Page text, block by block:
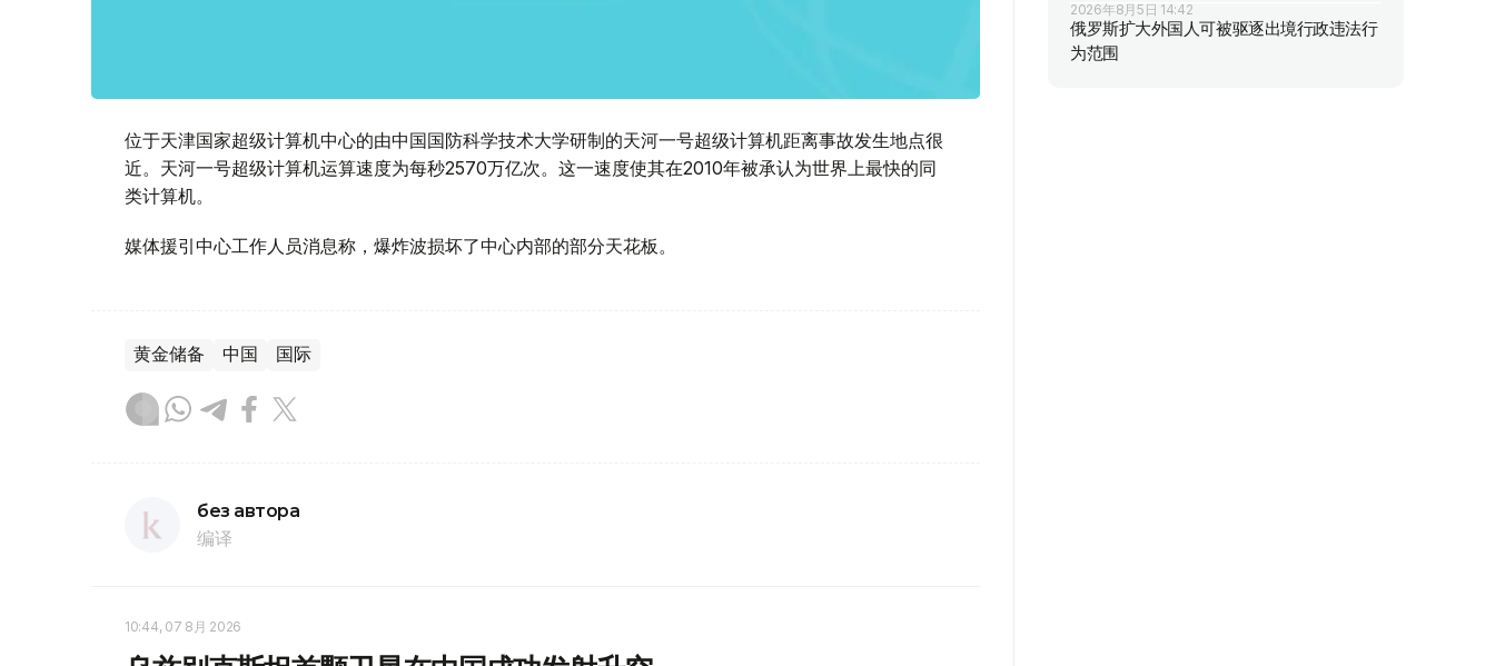
位于天津国家超级计算机中心的由中国国防科学技术大学研制的天河一号超级计算机距离事故发生地点很
近。天河一号超级计算机运算速度为每秒2570万亿次。这一速度使其在2010年被承认为世界上最快的同
类计算机。
媒体援引中心工作人员消息称，爆炸波损坏了中心内部的部分天花板。
黄金储备 中国 国际
без автора
编译
10:44, 07 8月 2026
2026年8月5日 14:42
俄罗斯扩大外国人可被驱逐出境行政违法行
为范围